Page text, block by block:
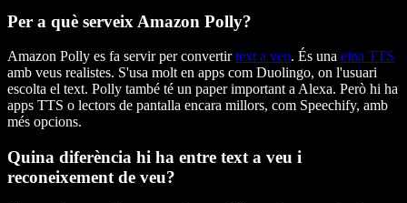
Per a què serveix Amazon Polly?
Amazon Polly es fa servir per convertirtext a veu. És una eina TTS
amb veus realistes. S'usa molt en apps com Duolingo, on l'usuari
escolta el text. Polly també té un paper important a Alexa. Però hi ha
apps TTS o lectors de pantalla encara millors, com Speechify, amb
més opcions.
Quina diferència hi ha entre text a veu i
reconeixement de veu?